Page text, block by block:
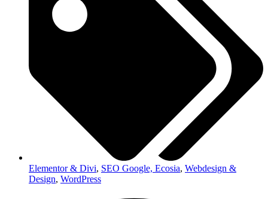
Elementor & Divi, SEO Google, Ecosia, Webdesign &
Design, WordPress